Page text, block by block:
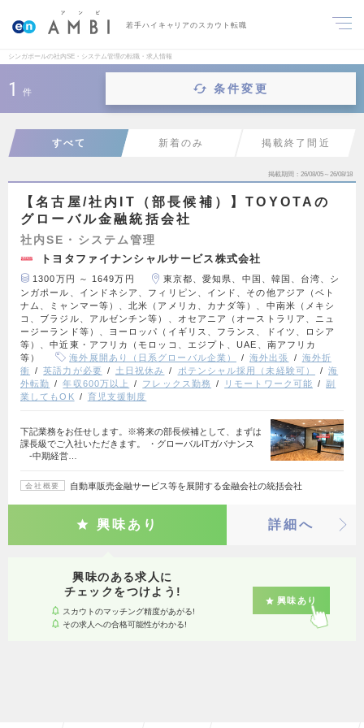
若手ハイキャリアのスカウト転職
シンガポールの社内SE・システム管理の転職・求人情報
1 件 条件変更
すべて 新着のみ 掲載終了間近
掲載期間 26/08/05～26/08/18
【名古屋/社内IT（部長候補）】TOYOTAの
グローバル金融統括会社
社内SE・システム管理
トヨタファイナンシャルサービス株式会社
1300万円 ～ 1649万円
東京都、愛知県、中国、韓国、台湾、シ
ンガポール、インドネシア、フィリピン、インド、その他アジア（ベト
ナム、ミャンマー等）、北米（アメリカ、カナダ等）、中南米（メキシ
コ、ブラジル、アルゼンチン等）、オセアニア（オーストラリア、ニュ
ージーランド等）、ヨーロッパ（イギリス、フランス、ドイツ、ロシア
等）、中近東・アフリカ（モロッコ、エジプト、UAE、南アフリカ
等）
海外展開あり（日系グローバル企業） 海外出張
海外折
衝
英語力が必要 土日祝休み ポテンシャル採用（未経験可）
海
外転勤
年収600万以上 フレックス勤務 リモートワーク可能
副
業してもOK
育児支援制度
下記業務をお任せします。※将来の部長候補として、まずは
課長級でご入社いただきます。 ・グローバルITガバナンス
‐中期経営…
会社概要 自動車販売金融サービス等を展開する金融会社の統括会社
興味あり 詳細へ
興味のある求人に
チェックをつけよう!
スカウトのマッチング精度があがる!
その求人への合格可能性がわかる!
興味あり